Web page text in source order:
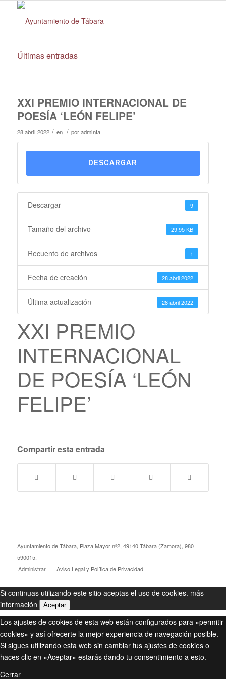
Últimas entradas
XXI PREMIO INTERNACIONAL DE
POESÍA ‘LEÓN FELIPE’
28 abril 2022 / en / poradminta
DESCARGAR
Descargar 9
Tamaño del archivo 29.95 KB
Recuento de archivos 1
Fecha de creación 28 abril 2022
Última actualización 28 abril 2022
XXI PREMIO
INTERNACIONAL
DE POESÍA ‘LEÓN
FELIPE’
Compartir esta entrada
Ayuntamiento de Tábara, Plaza Mayor nº2, 49140 Tábara (Zamora), 980
590015.
Administrar
Aviso Legal y Política de Privacidad
Si continuas utilizando este sitio aceptas el uso de cookies. más
información
Aceptar
Los ajustes de cookies de esta web están configurados para «permitir
cookies» y así ofrecerte la mejor experiencia de navegación posible.
Si sigues utilizando esta web sin cambiar tus ajustes de cookies o
haces clic en «Aceptar» estarás dando tu consentimiento a esto.
Cerrar